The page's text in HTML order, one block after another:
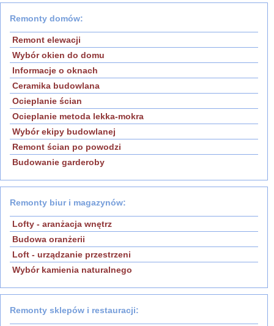
Remonty domów:
Remont elewacji
Wybór okien do domu
Informacje o oknach
Ceramika budowlana
Ocieplanie ścian
Ocieplanie metoda lekka-mokra
Wybór ekipy budowlanej
Remont ścian po powodzi
Budowanie garderoby
Remonty biur i magazynów:
Lofty - aranżacja wnętrz
Budowa oranżerii
Loft - urządzanie przestrzeni
Wybór kamienia naturalnego
Remonty sklepów i restauracji: